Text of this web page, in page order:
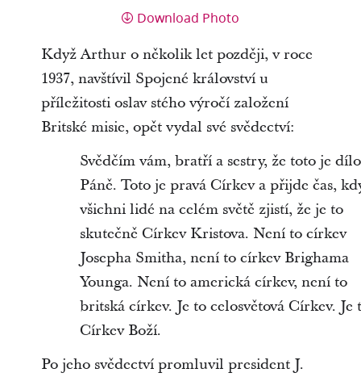
Download Photo
Když Arthur o několik let později, v roce
1937, navštívil Spojené království u
příležitosti oslav stého výročí založení
Britské misie, opět vydal své svědectví:
Svědčím vám, bratří a sestry, že toto je dílo
Páně. Toto je pravá Církev a přijde čas,
všichni lidé na celém světě zjistí, že je to
skutečně Církev Kristova. Není to církev
Josepha Smitha, není to církev Brighama
Younga. Není to americká církev, není to
britská církev. Je to celosvětová Církev. Je
Církev Boží.
Po jeho svědectví promluvil president J.